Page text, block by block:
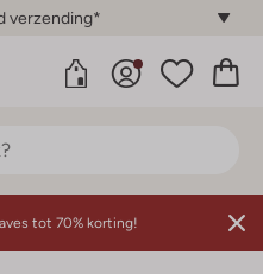
verzending*
tot 70% korting!